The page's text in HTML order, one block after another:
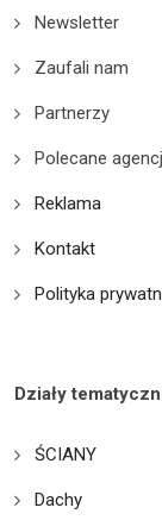
Newsletter
Zaufali nam
Partnerzy
Polecane
Reklama
Kontakt
Polityka
Działy
ŚCIANY
Dachy